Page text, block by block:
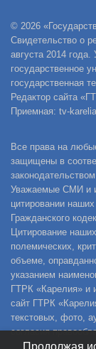
© 2026
Свидетельство о
августа 2014
государственное
государственная
Редактор сайта
Приемная: tv-
Все права на
защищены в
Уважаемые СМИ и
цитировании
Гражданского
Цитирование
полемических,
объеме,
указанием
ГТРК «Карелия» и
сайт ГТРК
текстовых, фото,
согласия
Продолжая